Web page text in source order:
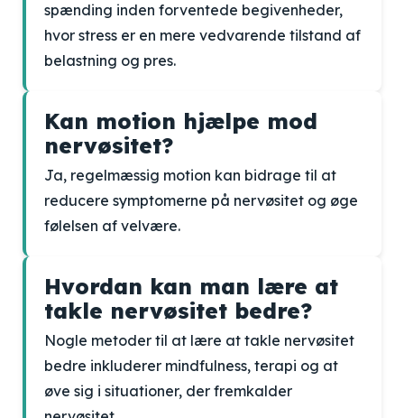
spænding inden forventede begivenheder,
hvor stress er en mere vedvarende tilstand af
belastning og pres.
Kan motion hjælpe mod
nervøsitet?
Ja, regelmæssig motion kan bidrage til at
reducere symptomerne på nervøsitet og øge
følelsen af velvære.
Hvordan kan man lære at
takle nervøsitet bedre?
Nogle metoder til at lære at takle nervøsitet
bedre inkluderer mindfulness, terapi og at
øve sig i situationer, der fremkalder